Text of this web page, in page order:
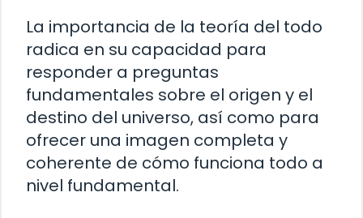
La importancia de la teoría del todo
radica en su capacidad para
responder a preguntas
fundamentales sobre el origen y el
destino del universo, así como para
ofrecer una imagen completa y
coherente de cómo funciona todo a
nivel fundamental.